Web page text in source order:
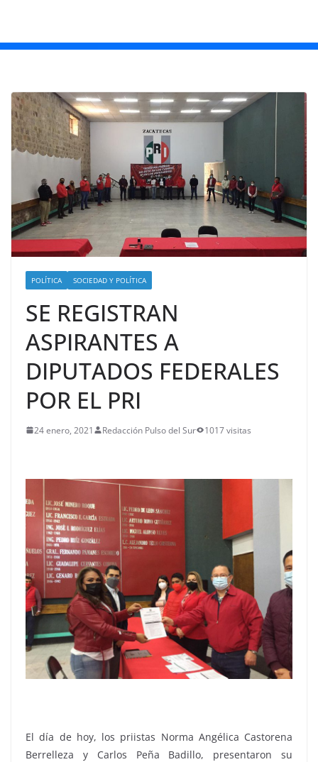
POLÍTICA SOCIEDAD Y POLÍTICA
SE REGISTRAN
ASPIRANTES A
DIPUTADOS FEDERALES
POR EL PRI
24 enero, 2021 Redacción Pulso del Sur 1017 visitas
El día de hoy, los priistas Norma Angélica Castorena
Berrelleza y Carlos Peña Badillo, presentaron su